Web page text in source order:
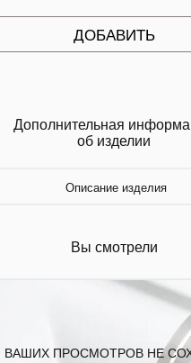
ДОБАВИТЬ
Дополнительная
об изделии
Описание изделия
Вы смотрели
ВАШИХ ПРОСМОТРОВ НЕ